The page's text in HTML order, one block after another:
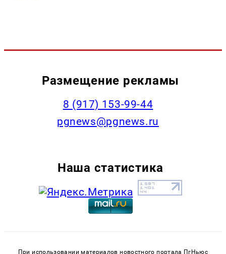
Размещение рекламы
‭8 (917) 153-99-44
pgnews@pgnews.ru
Наша статистика
При использовании материалов новостного портала ПгНьюс